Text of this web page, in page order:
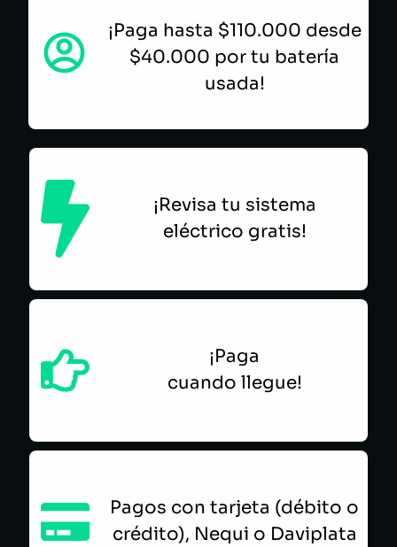
¡Paga hasta $110.000 desde
$40.000 por tu batería
usada!
¡Revisa tu sistema
eléctrico gratis!
¡Paga
cuando llegue!
Pagos con tarjeta (débito o
crédito), Nequi o Daviplata